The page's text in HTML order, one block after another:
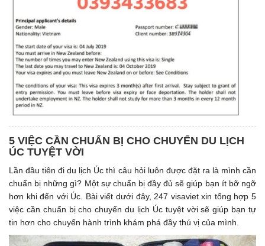
5 VIỆC CẦN CHUẨN BỊ CHO CHUYỂN DU LỊCH
ÚC TUYỆT VỜI
Lần đầu tiên đi du lịch Úc thì câu hỏi luôn được đặt ra là mình cần
chuẩn bị những gì? Một sự chuẩn bị đầy đủ sẽ giúp bạn ít bỡ ngỡ
hơn khi đến với Úc. Bài viết dưới đây, 247 visaviet xin tổng hợp 5
việc cần chuẩn bị cho chuyến du lịch Úc tuyệt vời sẽ giúp bạn tự
tin hơn cho chuyến hành trình khám phá đầy thú vị của mình.